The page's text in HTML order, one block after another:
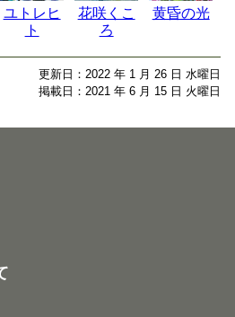
ユトレヒ
ト
花咲くこ
ろ
黄昏の光
更新日：2022 年 1 月 26 日 水曜日
掲載日：2021 年 6 月 15 日 火曜日